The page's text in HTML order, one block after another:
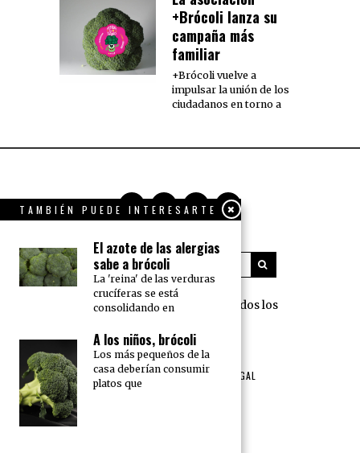
+Brócoli lanza su
campaña más
familiar
+Brócoli vuelve a
impulsar la unión de los
ciudadanos en torno a
360 Grados Press © 2018 Todos los
NOSOTROS
PUBLICIDAD
TÉRMINOS DE USO Y AVISO LEGAL
POLÍTICA DE PRIVACIDAD
TAMBIÉN PUEDE INTERESARTE
El azote de las alergias
sabe a brócoli
La 'reina' de las verduras
crucíferas se está
consolidando en
A los niños, brócoli
Los más pequeños de la
casa deberían consumir
platos que